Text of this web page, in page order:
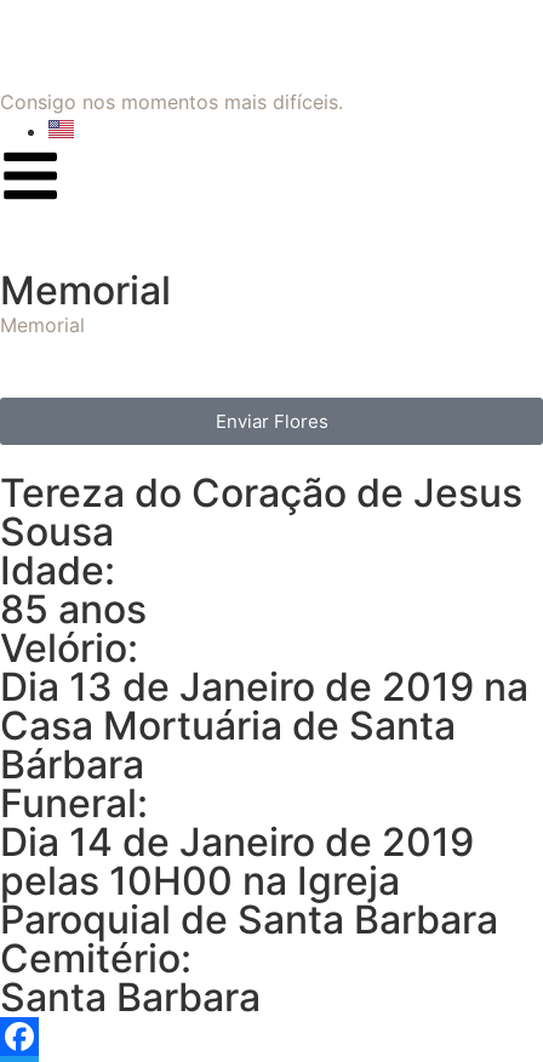
Consigo nos momentos mais difíceis.
Memorial
Memorial
Enviar Flores
Tereza do Coração de Jesus
Sousa
Idade:
85 anos
Velório:
Dia 13 de Janeiro de 2019 na
Casa Mortuária de Santa
Bárbara
Funeral:
Dia 14 de Janeiro de 2019
pelas 10H00 na Igreja
Paroquial de Santa Barbara
Cemitério:
Santa Barbara